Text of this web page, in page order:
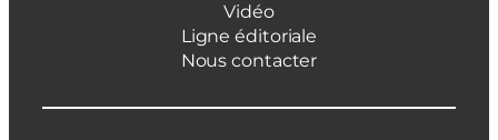
Vidéo
Ligne éditoriale
Nous contacter